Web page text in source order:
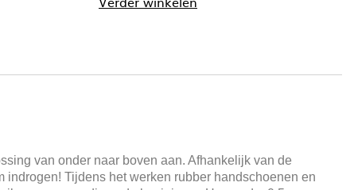
van onder naar boven aan. Afhankelijk van de
Tijdens het werken rubber handschoenen en